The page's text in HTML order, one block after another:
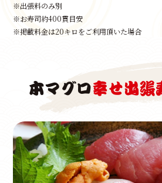
※出張料のみ別
※お寿司約400貫目安
※掲載料金は20キロをご利用頂いた場合
本マグロ幸せ出張